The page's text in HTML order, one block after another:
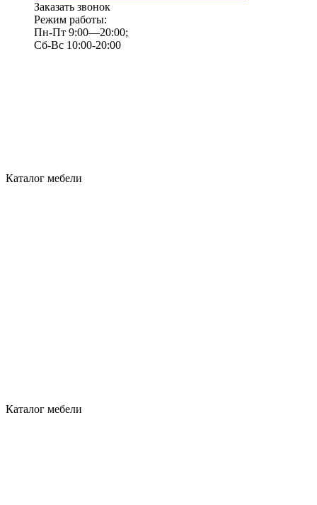
Заказать звонок
Режим работы:
Пн-Пт 9:00—20:00;
Сб-Вс 10:00-20:00
Каталог мебели
Каталог мебели